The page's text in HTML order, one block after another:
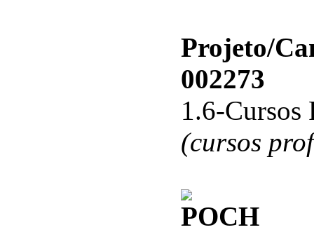
Projeto/
002273
1.6-Cursos
(cursos